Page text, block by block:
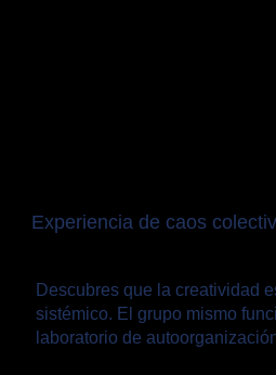
Experiencia de caos
Descubres que la creatividad
sistémico. El grupo mismo
laboratorio de